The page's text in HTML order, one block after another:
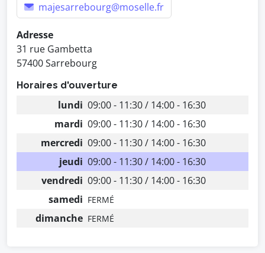
majesarrebourg@moselle.fr
Adresse
31 rue Gambetta
57400 Sarrebourg
Horaires d'ouverture
lundi 09:00 - 11:30 / 14:00 - 16:30
mardi 09:00 - 11:30 / 14:00 - 16:30
mercredi 09:00 - 11:30 / 14:00 - 16:30
jeudi 09:00 - 11:30 / 14:00 - 16:30
vendredi 09:00 - 11:30 / 14:00 - 16:30
samedi FERMÉ
dimanche FERMÉ